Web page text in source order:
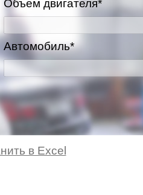
Объем двигателя*
Автомобиль*
в Excel